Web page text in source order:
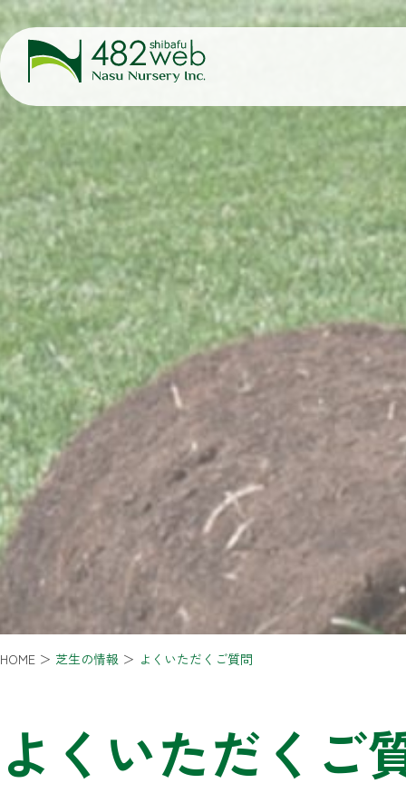
HOME ＞ 芝生の情報 ＞ よくいただくご質問
よくいただくご